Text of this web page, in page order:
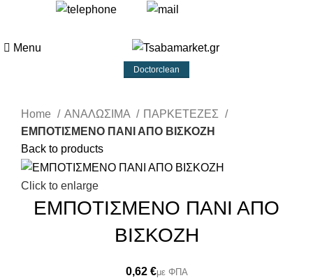
Menu
Doctorclean
Home ΑΝΑΛΩΣΙΜΑ
ΠΑΡΚΕΤΕΖΕΣ
ΕΜΠΟΤΙΣΜΕΝΟ ΠΑΝΙ ΑΠΟ ΒΙΣΚΟΖΗ
Back to products
Click to enlarge
ΕΜΠΟΤΙΣΜΕΝΟ ΠΑΝΙ ΑΠΟ
ΒΙΣΚΟΖΗ
€